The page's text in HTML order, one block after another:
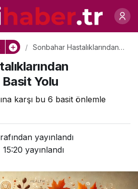
Sonbahar Hastalıklarından
Yolu
karşı bu 6 basit önlemle
yayınlandı
15:20 yayınlandı
0 Paylaş